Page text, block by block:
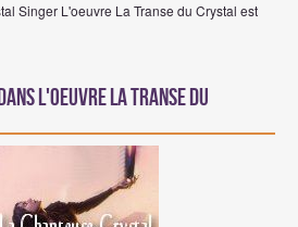
Singer L'oeuvre La Transe du Crystal est
l'oeuvre La Transe du